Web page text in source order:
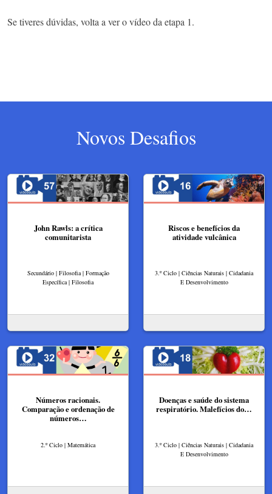
Se tiveres dúvidas, volta a ver o vídeo da etapa 1.
Novos Desafios
John Rawls: a crítica
comunitarista
Secundário | Filosofia | Formação
Específica | Filosofia
Riscos e benefícios da
atividade vulcânica
3.º Ciclo | Ciências Naturais | Cidadania
E Desenvolvimento
Números racionais.
Comparação e ordenação de
números…
2.º Ciclo | Matemática
Doenças e saúde do sistema
respiratório. Malefícios do…
3.º Ciclo | Ciências Naturais | Cidadania
E Desenvolvimento